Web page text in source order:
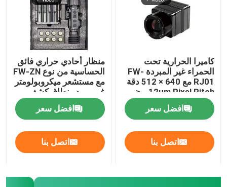
معلومات عنا
جولة في المصنع
مراقبة الجودة
اتصل بنا
أخبار
كاميرا الحرارية تحت
الحمراء غير المبردة FW-
RJ01 مع 640 × 512 دقة
12μm Pixel Pitch و ≤
40mk NETD للكشف
الصناعيافضل سعر
اتصل بنا
منظار أحادي حراري فائق
الحساسية من نوع FW-ZN
مع مستشعر ميكروبولومتر
غير مبرد ونطاق كشف
1000 متر
افضل سعر
اتصل بنا